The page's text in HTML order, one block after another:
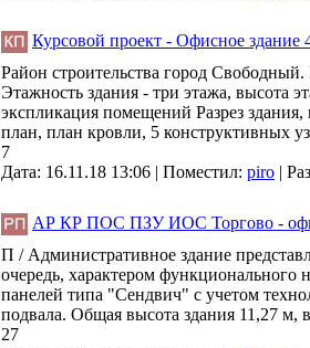
Курсовой проект - Офисное здание
Район строительства город Свободный.
Этажность здания - три этажа, высота
экспликация помещений Разрез
план, план кровли, 5 конструктивных
7
Дата: 16.11.18 13:06 | Поместил: piro |
АР КР ПОС ПЗУ ИОС Торгово -
П / Административное здание
очередь, характером
панелей типа "Сендвич" с учетом
подвала. Общая высота здания 11,27 м,
27